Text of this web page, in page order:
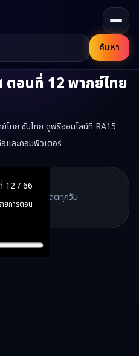
ค้นหา
ตอนที่ 12พากย์ไทย
ไทย ซับไทย ดูฟรีออนไลน์ที่ RA15
และคอมพิวเตอร์
12/66
ายการตอน
ดาบ
ฟรี ที่รวบรวมหนังจีน ละครจีน มิ
พากย์ไทย อัปเดตทุกวัน